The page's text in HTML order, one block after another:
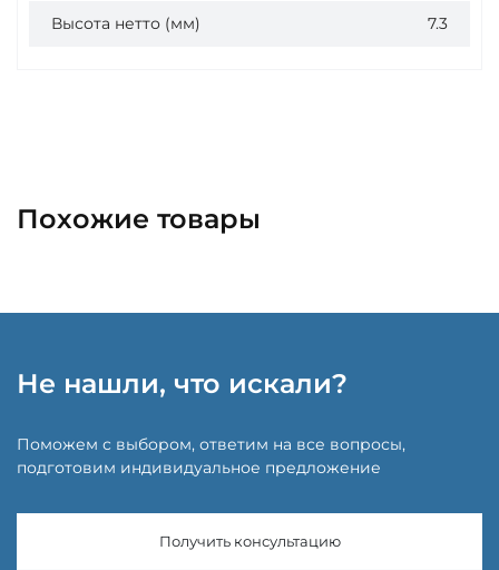
Высота нетто (мм) 7.3
Похожие товары
Не нашли, что искали?
Поможем с выбором, ответим на все вопросы,
подготовим индивидуальное предложение
Получить консультацию